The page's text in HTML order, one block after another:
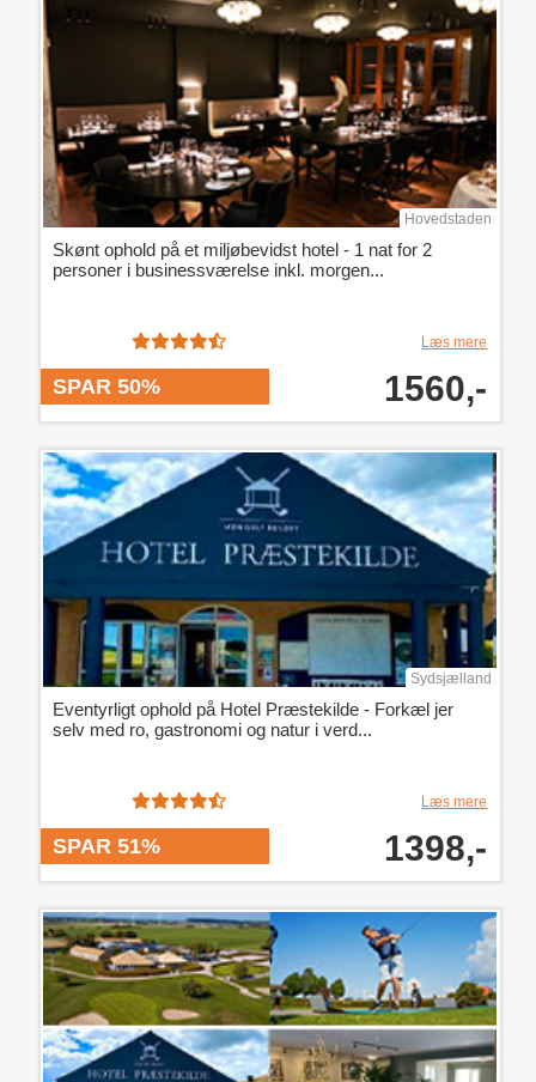
Hovedstaden
Skønt ophold på et miljøbevidst hotel - 1 nat for 2
personer i businessværelse inkl. morgen...
Læs mere
SPAR 50% 1560,-
Sydsjælland
Eventyrligt ophold på Hotel Præstekilde - Forkæl jer
selv med ro, gastronomi og natur i verd...
Læs mere
SPAR 51% 1398,-